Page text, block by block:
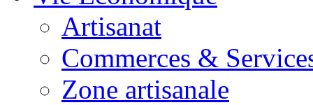
Artisanat
Commerces &
Zone artisanale